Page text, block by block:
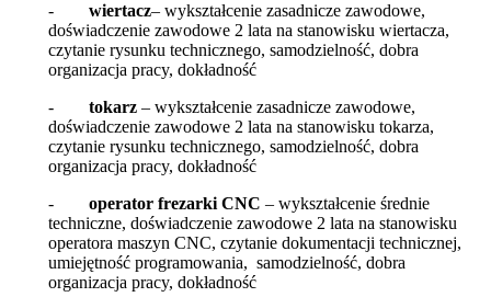
- wiertacz– wykształcenie zasadnicze zawodowe,
doświadczenie zawodowe 2 lata na stanowisku wiertacza,
czytanie rysunku technicznego, samodzielność, dobra
organizacja pracy, dokładność
- tokarz – wykształcenie zasadnicze zawodowe,
doświadczenie zawodowe 2 lata na stanowisku tokarza,
czytanie rysunku technicznego, samodzielność, dobra
organizacja pracy, dokładność
- operator frezarki CNC – wykształcenie średnie
techniczne, doświadczenie zawodowe 2 lata na stanowisku
operatora maszyn CNC, czytanie dokumentacji technicznej,
umiejętność programowania, samodzielność, dobra
organizacja pracy, dokładność